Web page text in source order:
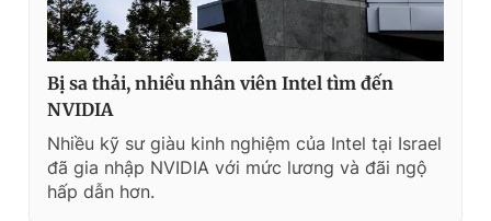
Bị sa thải, nhiều nhân viên Intel tìm đến
NVIDIA
Nhiều kỹ sư giàu kinh nghiệm của Intel tại Israel
đã gia nhập NVIDIA với mức lương và đãi ngộ
hấp dẫn hơn.